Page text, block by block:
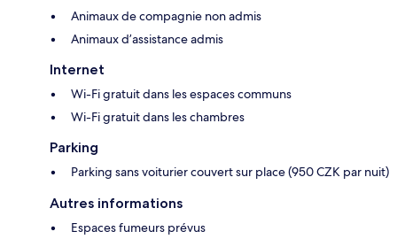
Animaux de compagnie non admis
Animaux d’assistance admis
Internet
Wi-Fi gratuit dans les espaces communs
Wi-Fi gratuit dans les chambres
Parking
Parking sans voiturier couvert sur place (950 CZK par nuit)
Autres informations
Espaces fumeurs prévus